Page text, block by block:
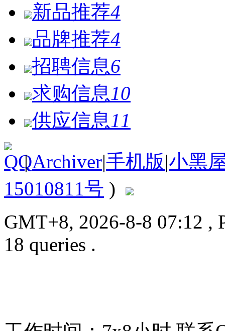
新品推荐4
品牌推荐4
招聘信息6
求购信息 10
供应信息 11
| Archiver|手机版|小黑
15010811号 )
GMT+8, 2026-8-8 07:12 ,
18 queries .